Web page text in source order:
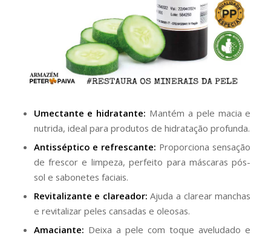
Umectante e hidratante: Mantém a pele macia e
nutrida, ideal para produtos de hidratação profunda.
Antisséptico e refrescante: Proporciona sensação
de frescor e limpeza, perfeito para máscaras pós-
sol e sabonetes faciais.
Revitalizante e clareador: Ajuda a clarear manchas
e revitalizar peles cansadas e oleosas.
Amaciante: Deixa a pele com toque aveludado e